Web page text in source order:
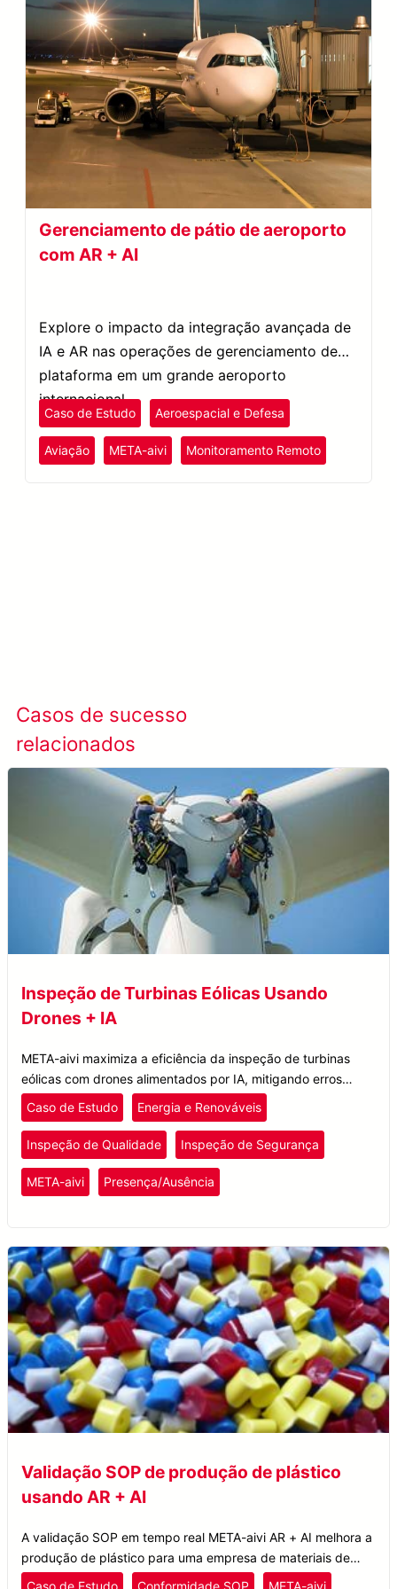
Gerenciamento de pátio de aeroporto
com AR + AI
Explore o impacto da integração avançada de
IA e AR nas operações de gerenciamento de
plataforma em um grande aeroporto
internacional.
Caso de Estudo Aeroespacial e Defesa
Aviação META-aivi Monitoramento Remoto
Casos de sucesso
relacionados
Inspeção de Turbinas Eólicas Usando
Drones + IA
META-aivi maximiza a eficiência da inspeção de turbinas
eólicas com drones alimentados por IA, mitigando erros
humanos na manutenção de parques eólicos onshore e
offshore.
Caso de Estudo Energia e Renováveis
Inspeção de Qualidade Inspeção de Segurança
META-aivi Presença/Ausência
Validação SOP de produção de plástico
usando AR + AI
A validação SOP em tempo real META-aivi AR + AI melhora a
produção de plástico para uma empresa de materiais de
desempenho, aumentando a eficiência e reduzindo o tempo